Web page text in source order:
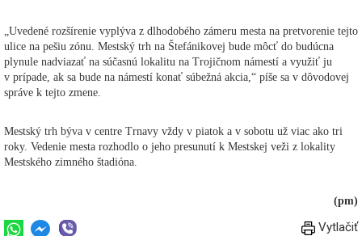
„Uvedené rozšírenie vyplýva z dlhodobého zámeru mesta na pretvorenie tejto
ulice na pešiu zónu. Mestský trh na Štefánikovej bude môcť do budúcna
plynule nadviazať na súčasnú lokalitu na Trojičnom námestí a využiť ju
v prípade, ak sa bude na námestí konať súbežná akcia,“ píše sa v dôvodovej
správe k tejto zmene.
Mestský trh býva v centre Trnavy vždy v piatok a v sobotu už viac ako tri
roky. Vedenie mesta rozhodlo o jeho presunutí k Mestskej veži z lokality
Mestského zimného štadióna.
(pm)
Vytlačiť